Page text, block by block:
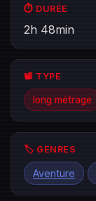
⏱️ DURÉE
2h 48min
📽️ TYPE
long métrage
🏷️ GENRES
Aventure